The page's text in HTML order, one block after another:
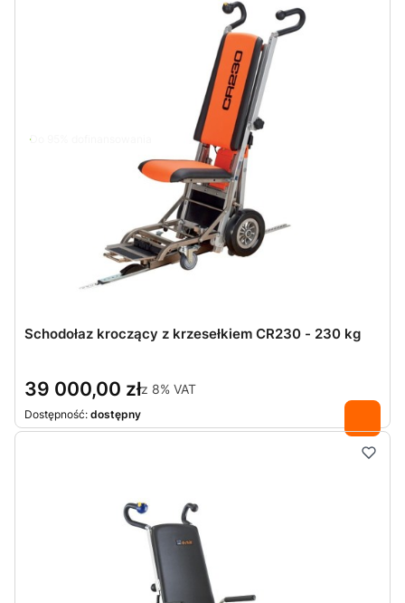
Do 95% dofinansowania
Schodołaz kroczący z krzesełkiem CR230 - 230 kg
39 000,00 złz 8% VAT
Dostępność: dostępny